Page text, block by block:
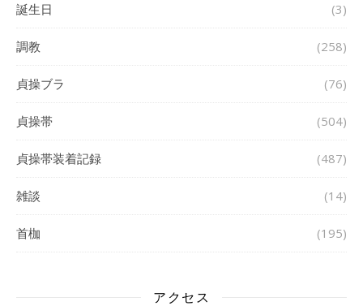
誕生日 (3)
調教 (258)
貞操ブラ (76)
貞操帯 (504)
貞操帯装着記録 (487)
雑談 (14)
首枷 (195)
アクセス